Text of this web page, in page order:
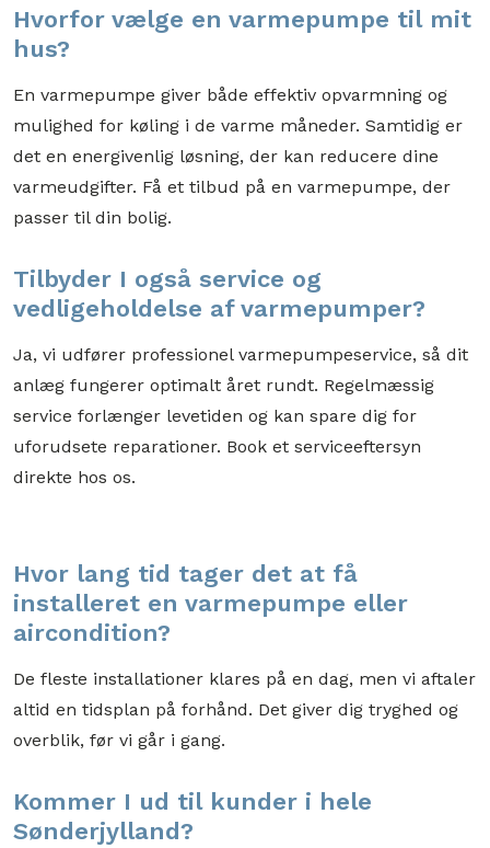
Hvorfor vælge en varmepumpe til mit
hus?
​En varmepumpe giver både effektiv opvarmning og
mulighed for køling i de varme måneder. Samtidig er
det en energivenlig løsning, der kan reducere dine
varmeudgifter. Få et tilbud på en varmepumpe, der
passer til din bolig.
Tilbyder I også service og
vedligeholdelse af varmepumper?
Ja, vi udfører professionel varmepumpeservice, så dit
anlæg fungerer optimalt året rundt. Regelmæssig
service forlænger levetiden og kan spare dig for
uforudsete reparationer. Book et serviceeftersyn
direkte hos os.
Hvor lang tid tager det at få
installeret en varmepumpe eller
aircondition?
De fleste installationer klares på en dag, men vi aftaler
altid en tidsplan på forhånd. Det giver dig tryghed og
overblik, før vi går i gang.
Kommer I ud til kunder i hele
Sønderjylland?